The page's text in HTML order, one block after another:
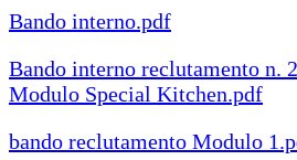
Bando interno.pdf
Bando interno reclutamento n.
Modulo Special Kitchen.pdf
bando reclutamento Modulo